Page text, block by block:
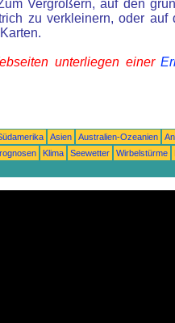
Vergrößern, auf den
zu verkleinern, oder auf
unterliegen einer
Asien Australien-Ozeanien
Klima Seewetter Wirbelstürme